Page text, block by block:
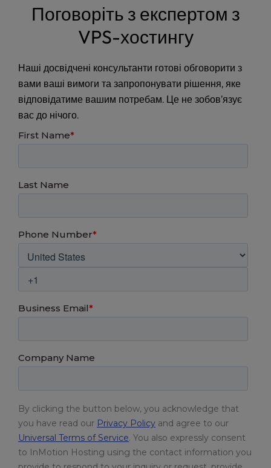
Поговоріть з експертом з
VPS-хостингу
Наші досвідчені консультанти готові обговорити з
вами ваші вимоги та запропонувати рішення, яке
відповідатиме вашим потребам. Це не зобов’язує
вас до нічого.